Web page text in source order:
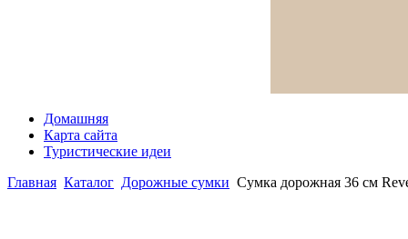
Домашняя
Карта сайта
Туристические идеи
Главная Каталог Дорожные сумки Сумка дорожная 36 см